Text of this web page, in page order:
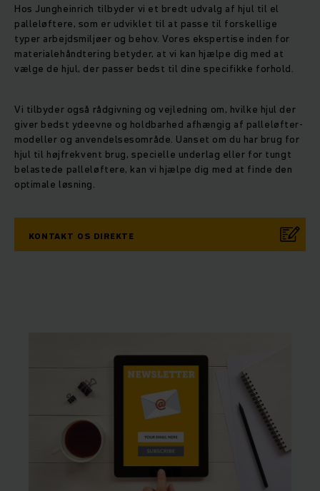
Hos Jungheinrich tilbyder vi et bredt udvalg af hjul til el
palleløftere, som er udviklet til at passe til forskellige
typer arbejdsmiljøer og behov. Vores ekspertise inden for
materialehåndtering betyder, at vi kan hjælpe dig med at
vælge de hjul, der passer bedst til dine specifikke forhold.
Vi tilbyder også rådgivning og vejledning om, hvilke hjul der
giver bedst ydeevne og holdbarhed afhængig af palleløfter-
modeller og anvendelsesområde. Uanset om du har brug for
hjul til højfrekvent brug, specielle underlag eller for tungt
belastede palleløftere, kan vi hjælpe dig med at finde den
optimale løsning.
KONTAKT OS DIREKTE